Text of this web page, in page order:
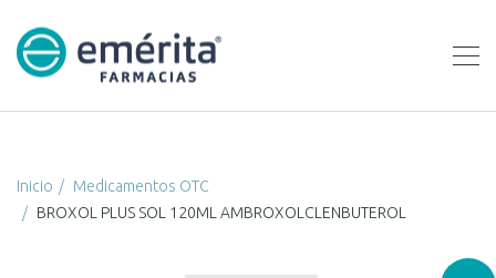
Inicio
Medicamentos OTC
BROXOL PLUS SOL 120ML AMBROXOLCLENBUTEROL